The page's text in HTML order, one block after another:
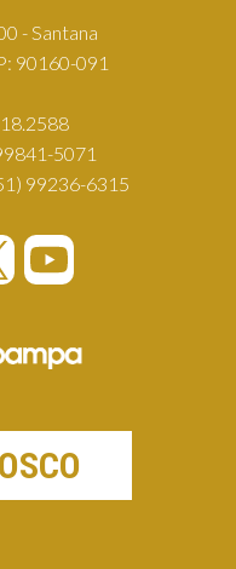
- Santana
90160-091
5071
99236-6315